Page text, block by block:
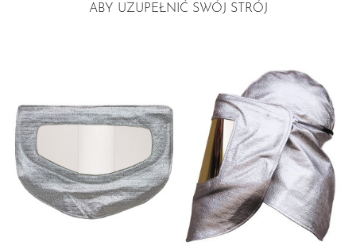
ABY UZUPEŁNIĆ SWÓJ STRÓJ